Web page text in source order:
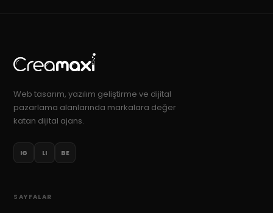
Web tasarım, yazılım geliştirme ve dijital
pazarlama alanlarında markalara değer
katan dijital ajans.
IG LI BE
SAYFALAR